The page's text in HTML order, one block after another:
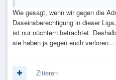
Wie gesagt, wenn wir gegen die
Daseinsberechtigung in dieser
ist nur nüchtern betrachtet.
sie haben ja gegen euch verloren...
Zitieren